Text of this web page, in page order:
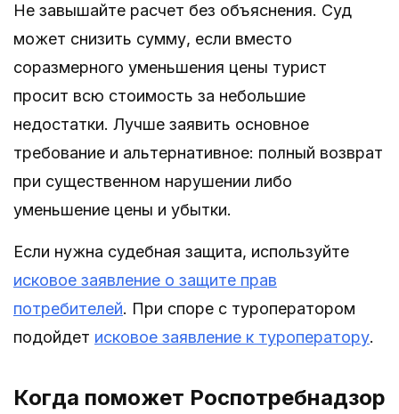
Не завышайте расчет без объяснения. Суд
может снизить сумму, если вместо
соразмерного уменьшения цены турист
просит всю стоимость за небольшие
недостатки. Лучше заявить основное
требование и альтернативное: полный возврат
при существенном нарушении либо
уменьшение цены и убытки.
Если нужна судебная защита, используйте
исковое заявление о защите прав
потребителей. При споре с туроператором
подойдет исковое заявление к туроператору.
Когда поможет Роспотребнадзор